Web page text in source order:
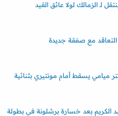
لـ الزمالك لولا عائق القيد
التعاقد مع صفقة جديدة
ميامي يسقط أمام مونتيري بثنائية
الكريم بعد خسارة برشلونة في بطولة